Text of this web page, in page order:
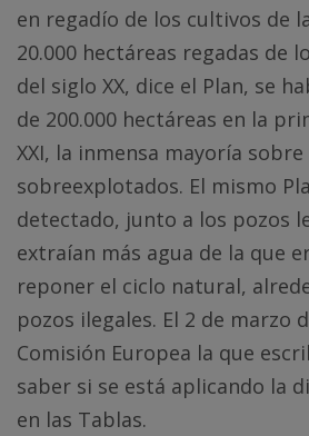
en regadío de los cultivos de
20.000 hectáreas regadas de
del siglo XX, dice el Plan, se
de 200.000 hectáreas en la
XXI, la inmensa mayoría
sobreexplotados. El mismo
detectado, junto a los pozos
extraían más agua de la que
reponer el ciclo natural,
pozos ilegales. El 2 de marzo
Comisión Europea la que
saber si se está aplicando la
en las Tablas.